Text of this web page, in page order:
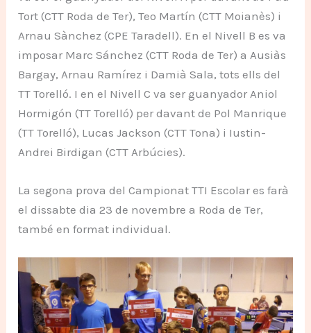
Tort (CTT Roda de Ter), Teo Martín (CTT Moianès) i
Arnau Sànchez (CPE Taradell). En el Nivell B es va
imposar Marc Sánchez (CTT Roda de Ter) a Ausiàs
Bargay, Arnau Ramírez i Damià Sala, tots ells del
TT Torelló. I en el Nivell C va ser guanyador Aniol
Hormigón (TT Torelló) per davant de Pol Manrique
(TT Torelló), Lucas Jackson (CTT Tona) i Iustin-
Andrei Birdigan (CTT Arbúcies).
La segona prova del Campionat TTI Escolar es farà
el dissabte dia 23 de novembre a Roda de Ter,
també en format individual.